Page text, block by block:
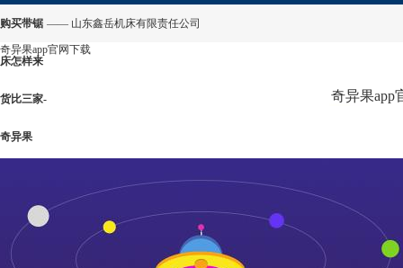
购买带锯
床怎样来
货比三家-
奇异果
—— 山东鑫岳机床有限责任公司
奇异果app官网下载
奇异果app